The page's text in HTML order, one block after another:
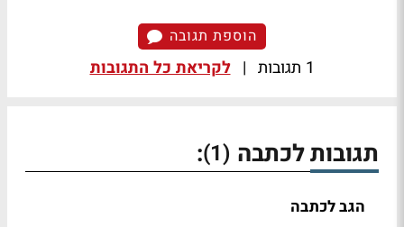
הוספת תגובה
1 תגובות | לקריאת כל התגובות
תגובות לכתבה (1)
:
הגב לכתבה